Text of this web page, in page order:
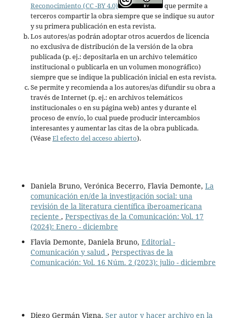
Reconocimiento (CC -BY 4.0)
que permite a
terceros compartir la obra siempre que se indique su autor
y su primera publicación en esta revista.
Los autores/as podrán adoptar otros acuerdos de licencia
no exclusiva de distribución de la versión de la obra
publicada (p. ej.: depositarla en un archivo telemático
institucional o publicarla en un volumen monográfico)
siempre que se indique la publicación inicial en esta revista.
Se permite y recomienda a los autores/as difundir su obra a
través de Internet (p. ej.: en archivos telemáticos
institucionales o en su página web) antes y durante el
proceso de envío, lo cual puede producir intercambios
interesantes y aumentar las citas de la obra publicada.
(VéaseEl efecto del acceso abierto).
Daniela Bruno, Verónica Becerro, Flavia Demonte, La
comunicación en/de la investigación social: una
revisión de la literatura científica iberoamericana
reciente , Perspectivas de la Comunicación: Vol. 17
(2024): Enero - diciembre
Flavia Demonte, Daniela Bruno, Editorial -
Comunicación y salud , Perspectivas de la
Comunicación: Vol. 16 Núm. 2 (2023): julio - diciembre
Diego Germán Vigna, Ser autor y hacer archivo en la